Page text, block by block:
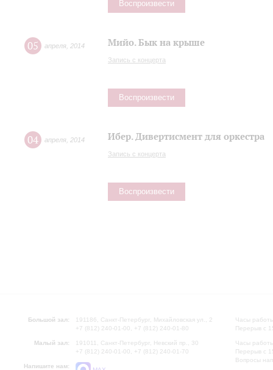
Воспроизвести
05 апреля 2014 Мийо. Бык на крыше
Запись с концерта
Воспроизвести
04 апреля 2014 Ибер. Дивертисмент для оркестра
Запись с концерта
Воспроизвести
Большой зал:
191186, Санкт-Петербург, Михайловская ул., 2
+7 (812) 240-01-00, +7 (812) 240-01-80
Малый зал:
191011, Санкт-Петербург, Невский пр., 30
+7 (812) 240-01-00, +7 (812) 240-01-70
Напишите нам:
Часы
Перерыв с
Часы
Перерыв с
Вопросы